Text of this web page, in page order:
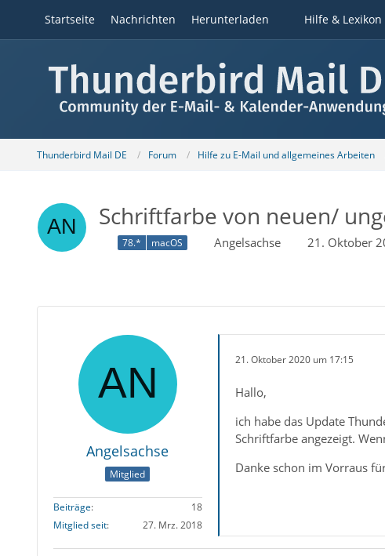
Startseite Nachrichten Herunterladen Hilfe & Lexikon
Thunderbird Mail DE Forum Hilfe zu E-Mail und allgemeines Arbeiten
Schriftfarbe von neuen/
78.* macOS Angelsachse 21. Oktober
Angelsachse
Mitglied
Beiträge
18
Mitglied seit
27. Mrz. 2018
21. Oktober 2020 um 17:15
Hallo,
ich habe das Update
Schriftfarbe angezeigt.
Danke schon im Vorraus